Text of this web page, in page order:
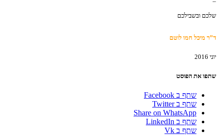
שלכם ובשבילכם
ד”ר מיכל חמו לוטם
יוני 2016
שתפו את הפוסט
שתף ב Facebook
שתף ב Twitter
Share on WhatsApp
שתף ב LinkedIn
שתף ב Vk